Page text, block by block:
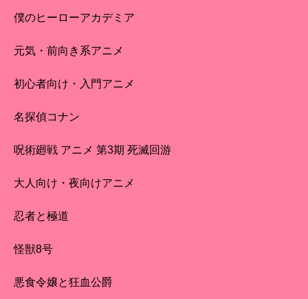
僕のヒーローアカデミア
元気・前向き系アニメ
初心者向け・入門アニメ
名探偵コナン
呪術廻戦 アニメ 第3期 死滅回游
大人向け・夜向けアニメ
忍者と極道
怪獣8号
悪食令嬢と狂血公爵